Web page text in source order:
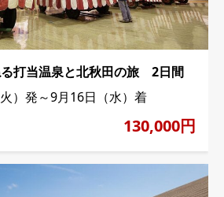
打当温泉と北秋田の旅 2日間
）発～9月16日（水）着
130,000円